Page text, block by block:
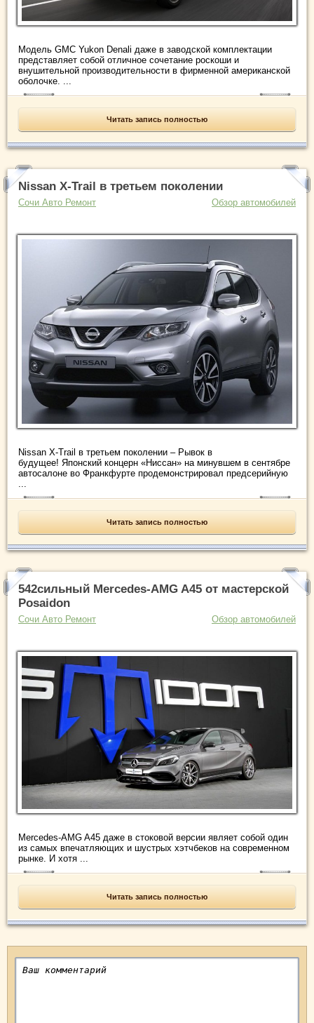
Модель GMC Yukon Denali даже в заводской комплектации
представляет собой отличное сочетание роскоши и
внушительной производительности в фирменной американской
оболочке. ...
Читать запись полностью
Nissan X-Trail в третьем поколении
Сочи Авто Ремонт Обзор автомобилей
Nissan X-Trail в третьем поколении – Рывок в
будущее! Японский концерн «Ниссан» на минувшем в сентябре
автосалоне во Франкфурте продемонстрировал предсерийную
...
Читать запись полностью
542сильный Mercedes-AMG A45 от мастерской
Posaidon
Сочи Авто Ремонт Обзор автомобилей
Mercedes-AMG A45 даже в стоковой версии являет собой один
из самых впечатляющих и шустрых хэтчбеков на современном
рынке. И хотя ...
Читать запись полностью